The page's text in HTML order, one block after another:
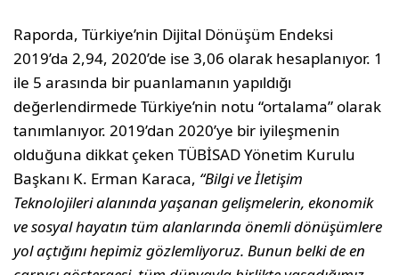
Raporda, Türkiye’nin Dijital Dönüşüm Endeksi
2019’da 2,94, 2020’de ise 3,06 olarak hesaplanıyor. 1
ile 5 arasında bir puanlamanın yapıldığı
değerlendirmede Türkiye’nin notu “ortalama” olarak
tanımlanıyor. 2019’dan 2020’ye bir iyileşmenin
olduğuna dikkat çeken TÜBİSAD Yönetim Kurulu
Başkanı K. Erman Karaca, “Bilgi ve İletişim
Teknolojileri alanında yaşanan gelişmelerin, ekonomik
ve sosyal hayatın tüm alanlarında önemli dönüşümlere
yol açtığını hepimiz gözlemliyoruz. Bunun belki de en